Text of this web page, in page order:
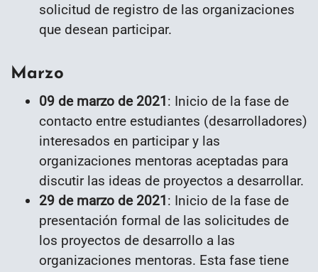
solicitud de registro de las organizaciones
que desean participar.
Marzo
09 de marzo de 2021: Inicio de la fase de
contacto entre estudiantes (desarrolladores)
interesados en participar y las
organizaciones mentoras aceptadas para
discutir las ideas de proyectos a desarrollar.
29 de marzo de 2021: Inicio de la fase de
presentación formal de las solicitudes de
los proyectos de desarrollo a las
organizaciones mentoras. Esta fase tiene